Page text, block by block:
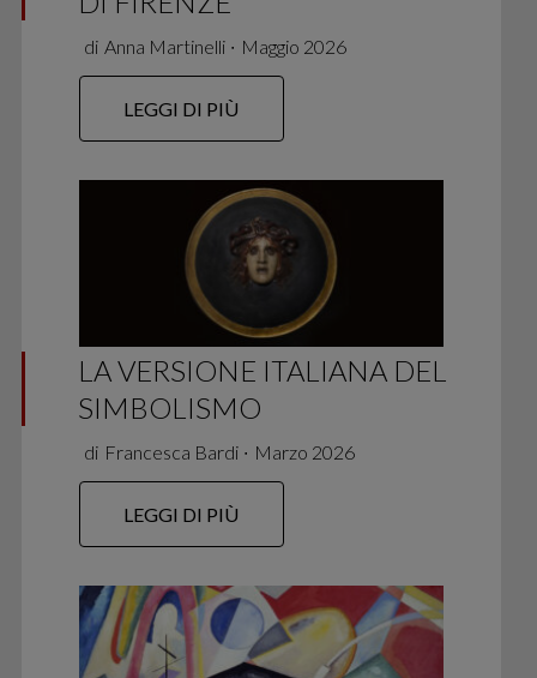
di Anna Martinelli ∙ Maggio 2026
LEGGI DI PIÙ
LA VERSIONE ITALIANA DEL
SIMBOLISMO
di Francesca Bardi ∙ Marzo 2026
LEGGI DI PIÙ